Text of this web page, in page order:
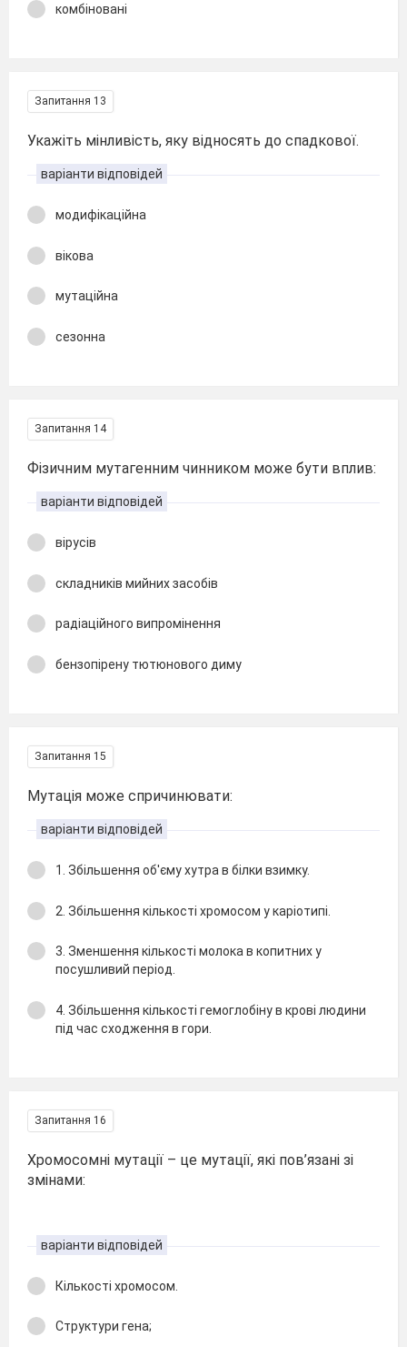
комбіновані
Запитання 13
Укажіть мінливість, яку відносять до спадкової.
варіанти відповідей
модифікаційна
вікова
мутаційна
сезонна
Запитання 14
Фізичним мутагенним чинником може бути вплив:
варіанти відповідей
вірусів
складників мийних засобів
радіаційного випромінення
бензопірену тютюнового диму
Запитання 15
Мутація може спричинювати:
варіанти відповідей
1. Збільшення об'єму хутра в білки взимку.
2. Збільшення кількості хромосом у каріотипі.
3. Зменшення кількості молока в копитних у
посушливий період.
4. Збільшення кількості гемоглобіну в крові людини
під час сходження в гори.
Запитання 16
Хромосомні мутації – це мутації, які пов’язані зі
змінами:
варіанти відповідей
Кількості хромосом.
Структури гена;